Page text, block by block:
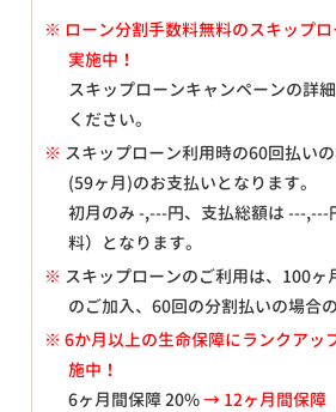
※ ローン分割手数料無料のスキップ
実施中！
スキップローンキャンペーンの詳
ください。
※ スキップローン利用時の60回払い
(59ヶ月)のお支払いとなります。
初月のみ-,---円、支払総額は---,---
料）となります。
※ スキップローンのご利用は、100ヶ
のご加入、60回の分割払いの場合
※ 6か月以上の生命保障にランクアッ
施中！
6ヶ月間保障 20%→ 12ヶ月間保障